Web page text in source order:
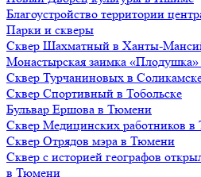
Благоустройство территории
Парки и скверы
Сквер Шахматный в Ханты-
Монастырская заимка «Плодушка»
Сквер Турчаниновых в
Сквер Спортивный в Тобольске
Бульвар Ершова в Тюмени
Сквер Медицинских работников
Сквер Отрядов мэра в Тюмени
Сквер с историей географов
в Тюмени